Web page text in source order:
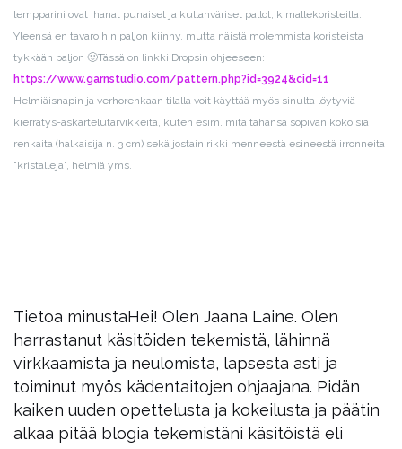
lempparini ovat ihanat punaiset ja kullanväriset pallot, kimallekoristeilla.
Yleensä en tavaroihin paljon kiinny, mutta näistä molemmista koristeista
tykkään paljon 🙂Tässä on linkki Dropsin ohjeeseen:
https://www.garnstudio.com/pattern.php?id=3924&cid=11
Helmiäisnapin ja verhorenkaan tilalla voit käyttää myös sinulta löytyviä
kierrätys-askartelutarvikkeita, kuten esim. mitä tahansa sopivan kokoisia
renkaita (halkaisija n. 3 cm) sekä jostain rikki menneestä esineestä irronneita
”kristalleja”, helmiä yms.
Tietoa minustaHei! Olen Jaana Laine. Olen
harrastanut käsitöiden tekemistä, lähinnä
virkkaamista ja neulomista, lapsesta asti ja
toiminut myös kädentaitojen ohjaajana. Pidän
kaiken uuden opettelusta ja kokeilusta ja päätin
alkaa pitää blogia tekemistäni käsitöistä eli